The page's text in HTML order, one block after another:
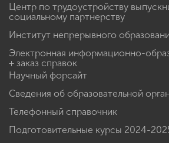
Центр по трудоустройству
социальному партнерству
Институт непрерывного
Электронная информационно-
+ заказ справок
Научный форсайт
Сведения об образовательной
Телефонный справочник
Подготовительные курсы 2024-